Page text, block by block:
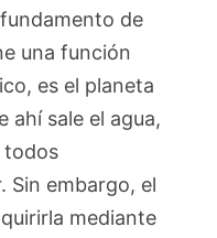
de
una función
es el planeta
ahí sale el agua,
todos
Sin embargo, el
mediante